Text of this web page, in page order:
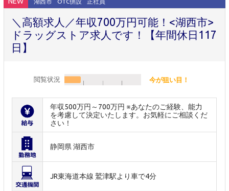
湖西市 OTC併設 正社員
＼高額求人／年収700万円可能！<湖西市>
ドラッグストア求人です！【年間休日117
日】
閲覧状況 今が狙い目！
年収500万円～700万円 ※あなたのご経験、能力
を考慮して決定いたします。お気軽にご相談くだ
さい！
静岡県 湖西市
JR東海道本線 鷲津駅より車で4分